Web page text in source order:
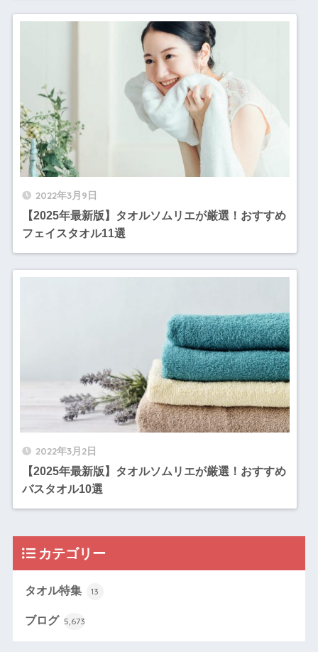
2022年3月9日
【2025年最新版】タオルソムリエが厳選！おすすめ
フェイスタオル11選
2022年3月2日
【2025年最新版】タオルソムリエが厳選！おすすめ
バスタオル10選
カテゴリー
タオル特集 13
ブログ 5,673